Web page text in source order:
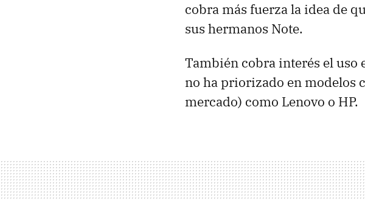
cobra más fuerza la idea de
sus hermanos Note.
También cobra interés el uso
no ha priorizado en modelos
mercado) como Lenovo o HP.